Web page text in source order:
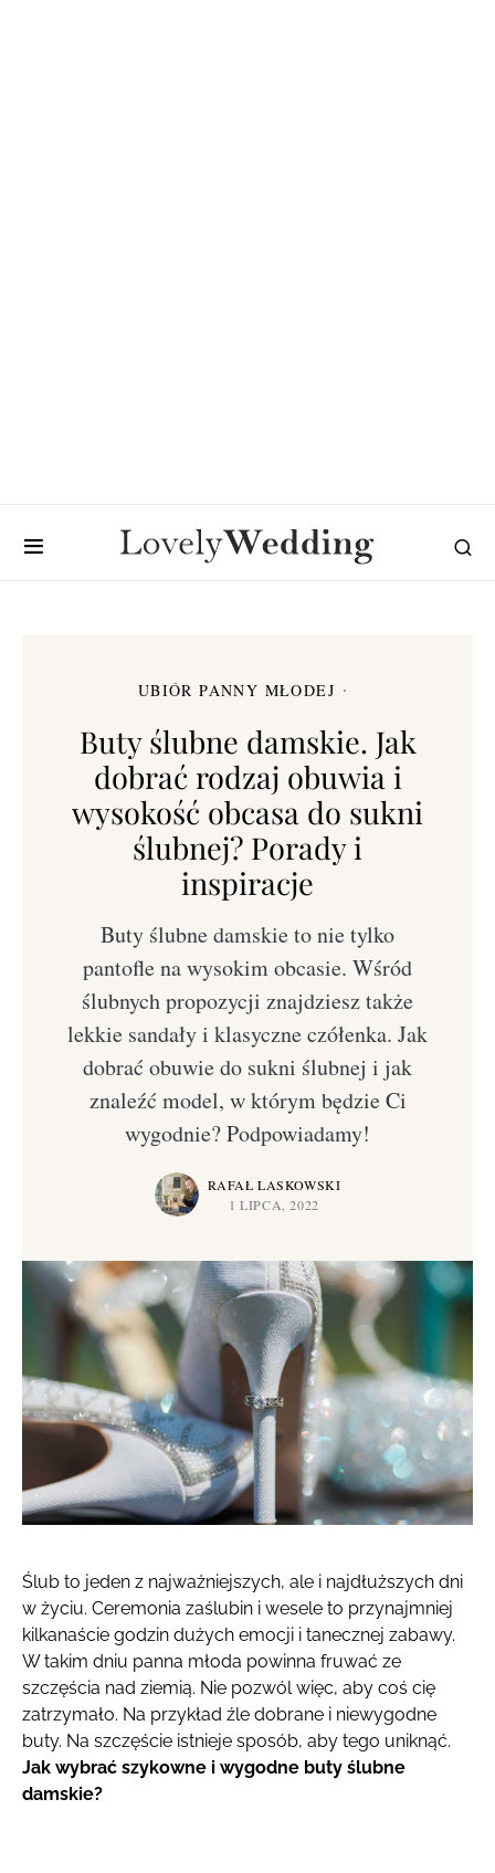
UBIÓR PANNY MŁODEJ
Buty ślubne damskie. Jak
dobrać rodzaj obuwia i
wysokość obcasa do sukni
ślubnej? Porady i
inspiracje
Buty ślubne damskie to nie tylko
pantofle na wysokim obcasie. Wśród
ślubnych propozycji znajdziesz także
lekkie sandały i klasyczne czółenka. Jak
dobrać obuwie do sukni ślubnej i jak
znaleźć model, w którym będzie Ci
wygodnie? Podpowiadamy!
RAFAŁ LASKOWSKI
1 LIPCA, 2022
Ślub to jeden z najważniejszych, ale i najdłuższych dni
w życiu. Ceremonia zaślubin i wesele to przynajmniej
kilkanaście godzin dużych emocji i tanecznej zabawy.
W takim dniu panna młoda powinna fruwać ze
szczęścia nad ziemią. Nie pozwól więc, aby coś cię
zatrzymało. Na przykład źle dobrane i niewygodne
buty. Na szczęście istnieje sposób, aby tego uniknąć.
Jak wybrać szykowne i wygodne buty ślubne
damskie?